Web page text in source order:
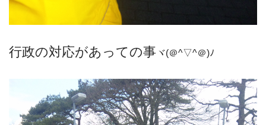
行政の対応があっての事 ヾ(＠^▽^＠)ﾉ